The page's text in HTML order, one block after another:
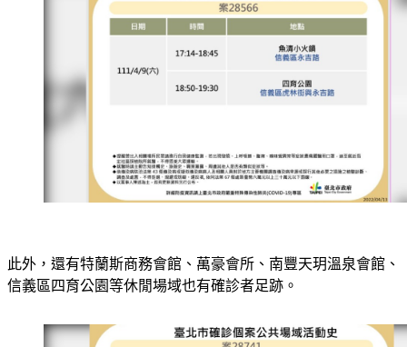
此外，還有特蘭斯商務會館、萬豪會所、南豐天玥溫泉會館、